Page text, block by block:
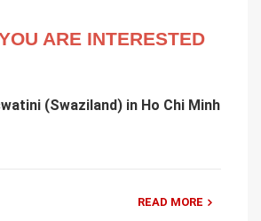
ARE INTERESTED
(Swaziland) in Ho Chi Minh
READ MORE